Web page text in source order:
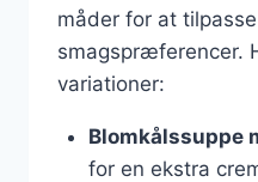
måder for at
smagspræferencer.
variationer:
Blomkålssuppe
for en ekstra